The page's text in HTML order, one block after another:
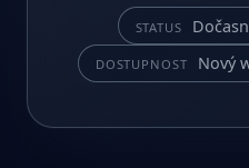
STATUS
DOSTUPNOST Nový